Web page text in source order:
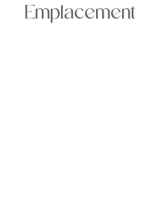
Emplacement